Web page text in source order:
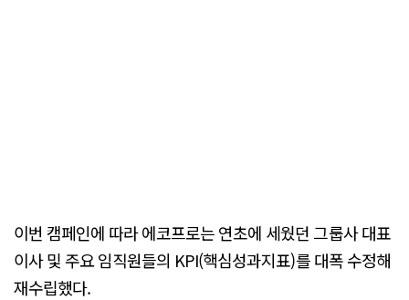
이번 캠페인에 따라 에코프로는 연초에 세웠던 그룹사 대표
이사 및 주요 임직원들의 KPI(핵심성과지표)를 대폭 수정해
재수립했다.